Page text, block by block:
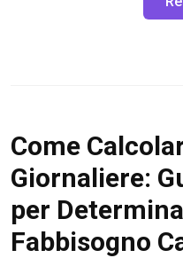
Come
Giornaliere:
per
Fabbisogno